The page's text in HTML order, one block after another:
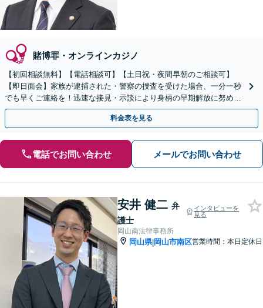
賭博罪・オンラインカジノ
【初回相談無料】【電話相談可】【土日祝・夜間早朝のご相談可】
【即日面会】家族が逮捕された・警察の捜査を受けた場合、一分一秒
でも早くご連絡を！迅速な接見・示談により身柄の早期解放に努めま
す。精神面のケアも重視し、少年事件にも力を入れています。
料金表を見る
電話でお問い合わせ メールでお問い合わせ
安井 健二 弁
護士
インタビューを
見る
岡山南法律事務所
岡山県|岡山市南区営業時間：本日定休日